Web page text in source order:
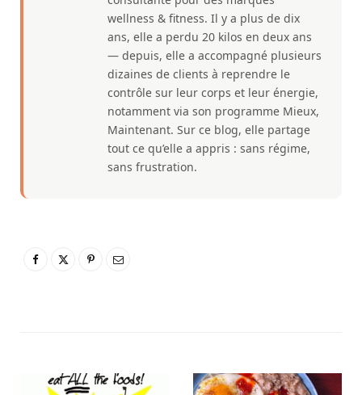
wellness & fitness. Il y a plus de dix
ans, elle a perdu 20 kilos en deux ans
— depuis, elle a accompagné plusieurs
dizaines de clients à reprendre le
contrôle sur leur corps et leur énergie,
notamment via son programme Mieux,
Maintenant. Sur ce blog, elle partage
tout ce qu’elle a appris : sans régime,
sans frustration.